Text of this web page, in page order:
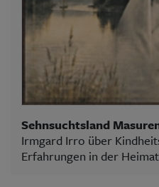
Sehnsuchtsland
Irmgard Irro über
Erfahrungen in der